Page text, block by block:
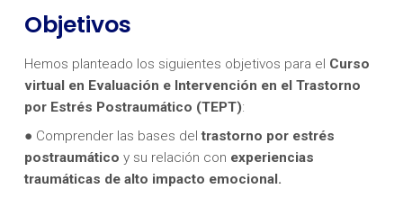
Objetivos
Hemos planteado los siguientes objetivos para el Curso
virtual en Evaluación e Intervención en el Trastorno
por Estrés Postraumático (TEPT):
● Comprender las bases deltrastorno por estrés
postraumático y su relación con experiencias
traumáticas de alto impacto emocional.